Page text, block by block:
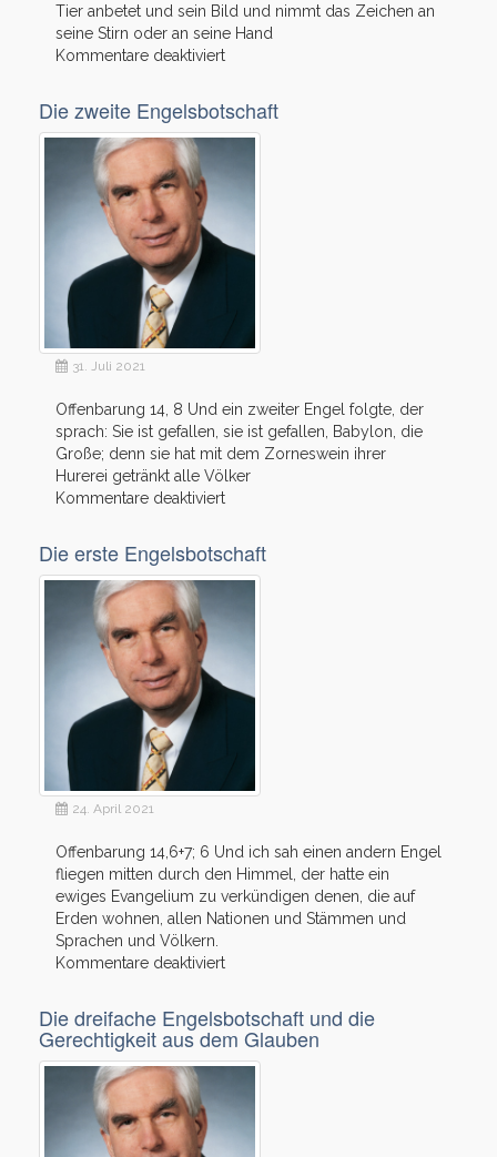
Tier anbetet und sein Bild und nimmt das Zeichen an
seine Stirn oder an seine Hand
Kommentare deaktiviertfür
Engelsbotschaft
Die zweite Engelsbotschaft
31. Juli 2021
Offenbarung 14, 8 Und ein zweiter Engel folgte, der
sprach: Sie ist gefallen, sie ist gefallen, Babylon, die
Große; denn sie hat mit dem Zorneswein ihrer
Hurerei getränkt alle Völker
Kommentare deaktiviertfür
Engelsbotschaft
Die erste Engelsbotschaft
24. April 2021
Offenbarung 14,6+7; 6 Und ich sah einen andern Engel
fliegen mitten durch den Himmel, der hatte ein
ewiges Evangelium zu verkündigen denen, die auf
Erden wohnen, allen Nationen und Stämmen und
Sprachen und Völkern.
Kommentare deaktiviertfür
Engelsbotschaft
Die dreifache Engelsbotschaft und die
Gerechtigkeit aus dem Glauben